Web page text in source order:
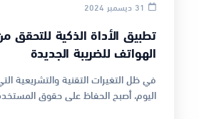
31 ديسمبر 2024
تطبيق الأداة الذكية للتحقق
الهواتف للضريبة الجديدة
في ظل التغيرات التقنية والتشريعية
اليوم، أصبح الحفاظ على حقوق